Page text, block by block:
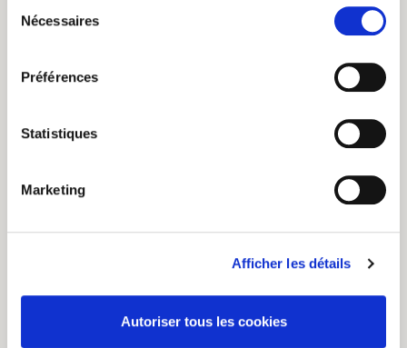
Nécessaires
Préférences
Statistiques
Marketing
Afficher les détails
Autoriser tous les cookies